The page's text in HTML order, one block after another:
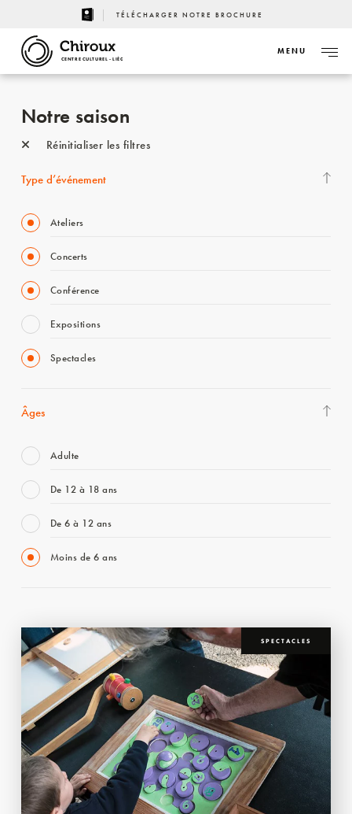
TÉLÉCHARGER NOTRE BROCHURE
CENTRE CULTUREL - LIÈGE
MENU
Notre saison
Réinitialiser les filtres
Type d’événement
Ateliers
Concerts
Conférence
Expositions
Spectacles
Âges
Adulte
De 12 à 18 ans
De 6 à 12 ans
Moins de 6 ans
SPECTACLES